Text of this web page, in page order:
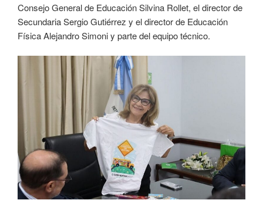
Consejo General de Educación Silvina Rollet, el director de
Secundaria Sergio Gutiérrez y el director de Educación
Física Alejandro Simoni y parte del equipo técnico.